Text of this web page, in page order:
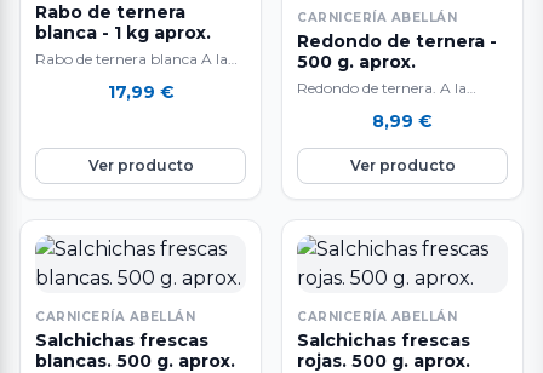
Rabo de ternera
blanca - 1 kg aprox.
Rabo de ternera blanca A la
aproximadamente. Exquisita
17,99 €
Ver producto
CARNICERÍA ABELLÁN
Redondo de ternera -
500 g. aprox.
Redondo de ternera. A la
aproximadamente. El peso del
producto…
8,99 €
Ver producto
CARNICERÍA ABELLÁN
Salchichas frescas
blancas. 500 g. aprox.
CARNICERÍA ABELLÁN
Salchichas frescas
rojas. 500 g. aprox.